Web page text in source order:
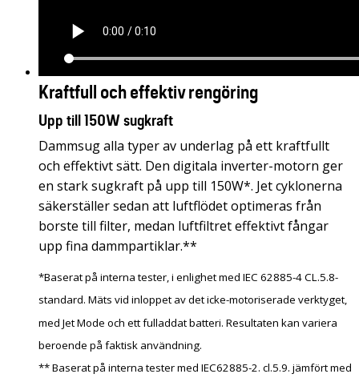
Kraftfull och effektiv rengöring
Upp till 150W sugkraft
Dammsug alla typer av underlag på ett kraftfullt
och effektivt sätt. Den digitala inverter-motorn ger
en stark sugkraft på upp till 150W*. Jet cyklonerna
säkerställer sedan att luftflödet optimeras från
borste till filter, medan luftfiltret effektivt fångar
upp fina dammpartiklar.**
*Baserat på interna tester, i enlighet med IEC 62885-4 CL.5.8-
standard. Mäts vid inloppet av det icke-motoriserade verktyget,
med Jet Mode och ett fulladdat batteri. Resultaten kan variera
beroende på faktisk användning.
** Baserat på interna tester med IEC62885-2. cl.5.9. jämfört med